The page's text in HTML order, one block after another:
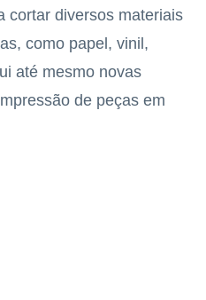
cortar diversos materiais
como papel, vinil,
até mesmo novas
de peças em